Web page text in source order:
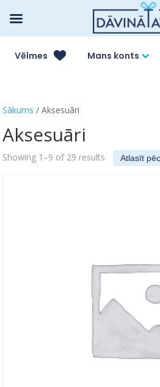
Vēlmes Mans konts
Sākums / Aksesuāri
Aksesuāri
Showing 1–9 of 29 results